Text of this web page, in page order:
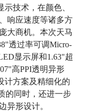
技术，在颜色、
响应速度等诸多方
大商机。本次天马
透过率可调Micro-
显示屏和1.63"超
高PPI透明异形
计方案及精细化的
的同时，还进一步
异形设计。